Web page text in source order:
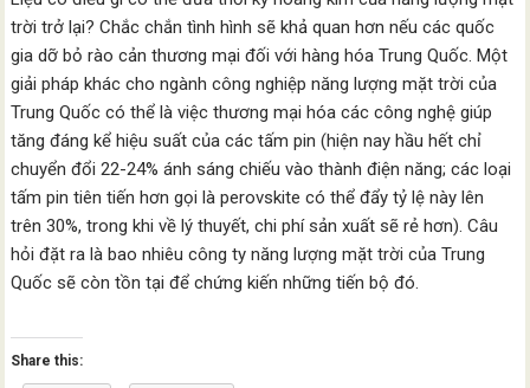
trời trở lại? Chắc chắn tình hình sẽ khả quan hơn nếu các quốc
gia dỡ bỏ rào cản thương mại đối với hàng hóa Trung Quốc. Một
giải pháp khác cho ngành công nghiệp năng lượng mặt trời của
Trung Quốc có thể là việc thương mại hóa các công nghệ giúp
tăng đáng kể hiệu suất của các tấm pin (hiện nay hầu hết chỉ
chuyển đổi 22-24% ánh sáng chiếu vào thành điện năng; các loại
tấm pin tiên tiến hơn gọi là perovskite có thể đẩy tỷ lệ này lên
trên 30%, trong khi về lý thuyết, chi phí sản xuất sẽ rẻ hơn). Câu
hỏi đặt ra là bao nhiêu công ty năng lượng mặt trời của Trung
Quốc sẽ còn tồn tại để chứng kiến những tiến bộ đó.
Share this: